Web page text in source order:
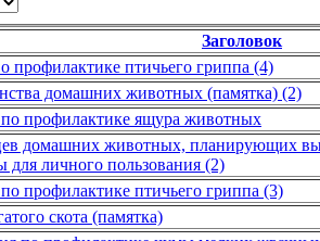
Заголовок
профилактике птичьего гриппа (4)
домашних животных (памятка) (2)
профилактике ящура животных
домашних животных, планирующих
для личного пользования (2)
профилактике птичьего гриппа (3)
скота (памятка)